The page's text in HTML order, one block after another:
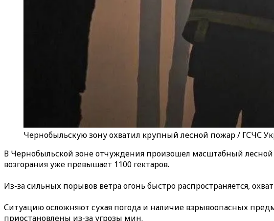
Чернобыльскую зону охватил крупный лесной пожар / ГСЧС
В Чернобыльской зоне отчуждения произошел масштабный
возгорания уже превышает 1100 гектаров.
Из-за сильных порывов ветра огонь быстро распространяется,
Ситуацию осложняют сухая погода и наличие взрывоопасных
приостановлены из-за угрозы мин.